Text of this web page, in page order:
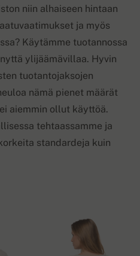
niin alhaiseen hintaan
ja myös
Käytämme tuotannossa
ylijäämävillaa. Hyvin
tuotantojaksojen
nämä pienet määrät
aiemmin ollut käyttöä.
tehtaassamme ja
standardeja kuin